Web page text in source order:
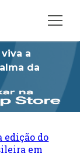
a
da
edição do
em